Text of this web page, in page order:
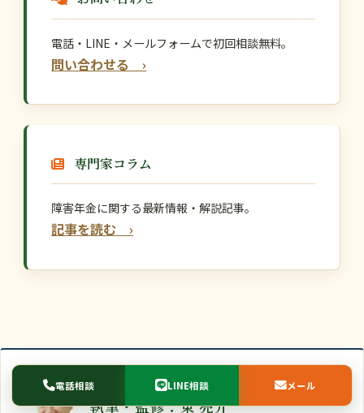
電話・LINE・メールフォームで初回相談無料。
問い合わせる ›
専門家コラム
障害年金に関する最新情報・解説記事。
記事を読む ›
EXECUTED · AUTHOR
執筆・監修：東 亮介
電話相談 LINE相談 メール